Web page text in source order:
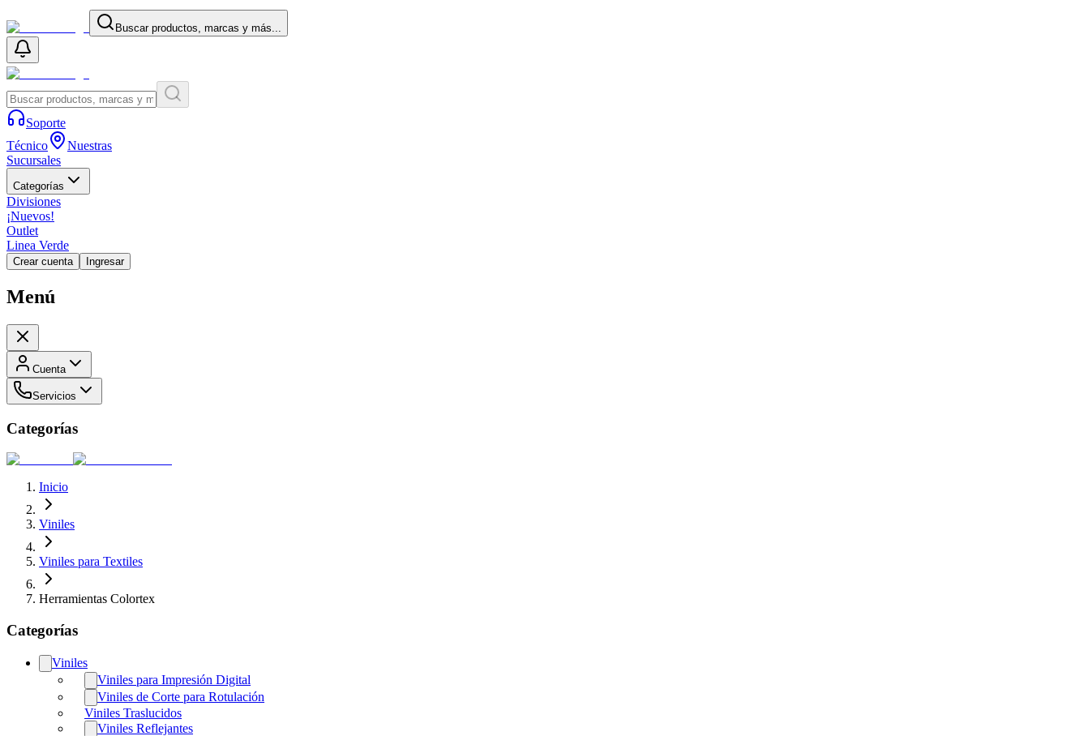
Buscar productos, marcas y más...
Soporte
Técnico
Nuestras
Sucursales
Categorías
Divisiones
¡Nuevos!
Outlet
Linea Verde
Crear cuenta Ingresar
Menú
Cuenta
Servicios
Categorías
Inicio
Viniles
Viniles para Textiles
Herramientas Colortex
Categorías
Viniles
Viniles para Impresión Digital
Viniles de Corte para Rotulación
Viniles Traslucidos
Viniles Reflejantes